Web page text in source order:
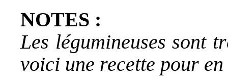
NOTES :
Les légumineuses sont
voici une recette pour